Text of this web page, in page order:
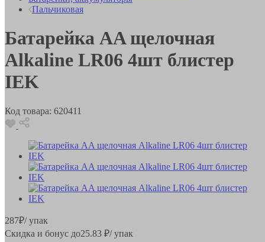
Пальчиковая
Батарейка AA щелочная
Alkaline LR06 4шт блистер
IEK
Код товара: 620411
287₽/ упак
Скидка и бонус до25.83 ₽/ упак